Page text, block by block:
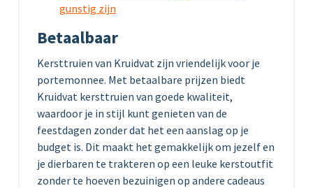
gunstig zijn
Betaalbaar
Kersttruien van Kruidvat zijn vriendelijk voor je
portemonnee. Met betaalbare prijzen biedt
Kruidvat kersttruien van goede kwaliteit,
waardoor je in stijl kunt genieten van de
feestdagen zonder dat het een aanslag op je
budget is. Dit maakt het gemakkelijk om jezelf en
je dierbaren te trakteren op een leuke kerstoutfit
zonder te hoeven bezuinigen op andere cadeaus